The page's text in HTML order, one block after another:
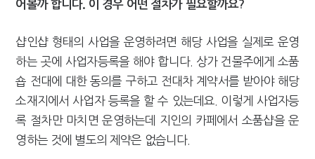
어볼까 합니다. 이 경우 어떤 절차가 필요할까요?
샵인샵 형태의 사업을 운영하려면 해당 사업을 실제로 운영
하는 곳에 사업자등록을 해야 합니다. 상가 건물주에게 소품
숍 전대에 대한 동의를 구하고 전대차 계약서를 받아야 해당
소재지에서 사업자 등록을 할 수 있는데요. 이렇게 사업자등
록 절차만 마치면 운영하는데 지인의 카페에서 소품샵을 운
영하는 것에 별도의 제약은 없습니다.